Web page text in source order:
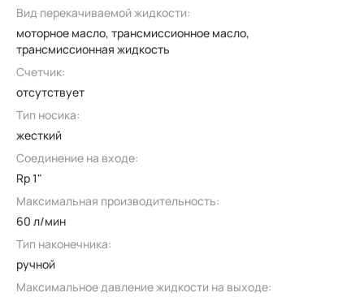
Вид перекачиваемой жидкости:
моторное масло, трансмиссионное масло,
трансмиссионная жидкость
Счетчик:
отсутствует
Тип носика:
жесткий
Соединение на входе:
Rp 1"
Максимальная производительность:
60 л/мин
Тип наконечника:
ручной
Максимальное давление жидкости на выходе: